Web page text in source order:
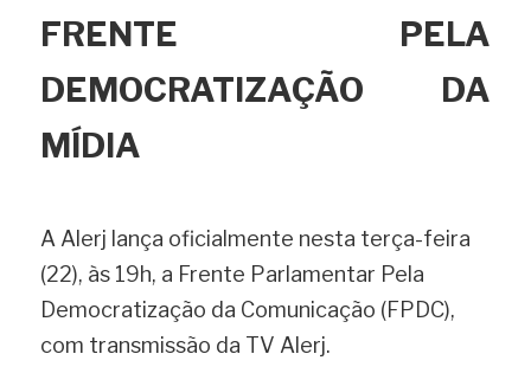
FRENTE PELA
DEMOCRATIZAÇÃO DA
MÍDIA
A Alerj lança oficialmente nesta terça-feira
(22), às 19h, a Frente Parlamentar Pela
Democratização da Comunicação (FPDC),
com transmissão da TV Alerj.